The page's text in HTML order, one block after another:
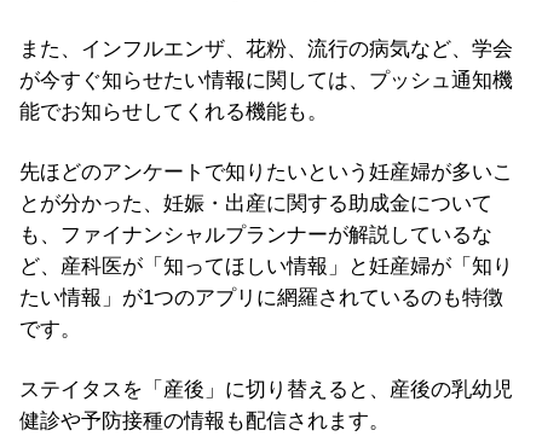
また、インフルエンザ、花粉、流行の病気など、学会
が今すぐ知らせたい情報に関しては、プッシュ通知機
能でお知らせしてくれる機能も。
先ほどのアンケートで知りたいという妊産婦が多いこ
とが分かった、妊娠・出産に関する助成金について
も、ファイナンシャルプランナーが解説しているな
ど、産科医が「知ってほしい情報」と妊産婦が「知り
たい情報」が1つのアプリに網羅されているのも特徴
です。
ステイタスを「産後」に切り替えると、産後の乳幼児
健診や予防接種の情報も配信されます。